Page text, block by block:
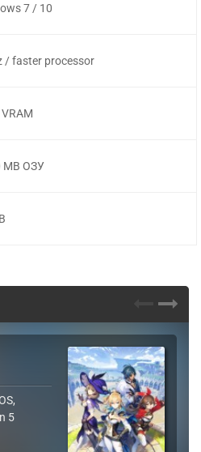
7 / 10
/ faster processor
MB ОЗУ
5